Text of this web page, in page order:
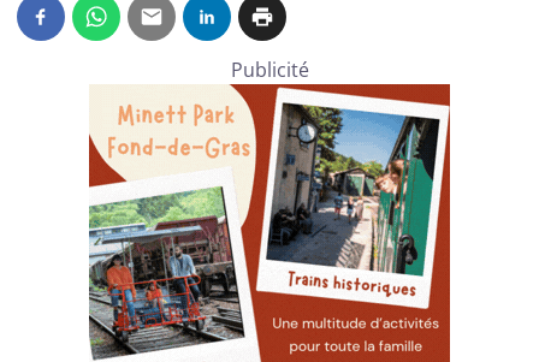
Publicité